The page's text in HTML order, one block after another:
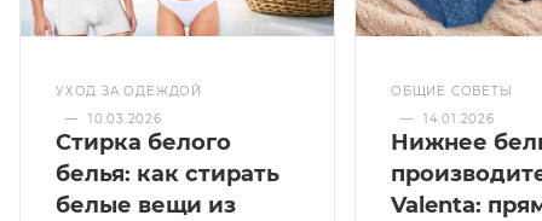
УХОД ЗА ОДЕЖДОЙ
—
10.03.2026
Стирка белого
белья: как стирать
белые вещи из
ОБЩИЕ СОВЕТЫ
—
14.01.2026
Нижнее
Valenta: